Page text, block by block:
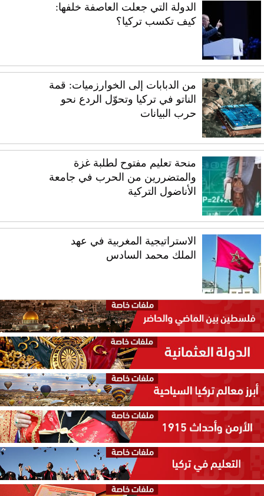
الدولة التي جعلت العاصفة خلفها:
كيف تكسب تركيا؟
من الدبابات إلى الخوارزميات: قمة
الناتو في تركيا وتحوّل الردع نحو
حرب البيانات
منحة تعليم مفتوح لطلبة غزة
والمتضررين من الحرب في جامعة
الأناضول التركية
الاستراتيجية المغربية في عهد
الملك محمد السادس